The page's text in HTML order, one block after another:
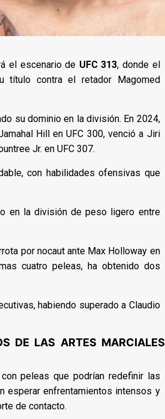
el escenario de UFC 313, donde el
título contra el retador Magomed
su dominio en la división. En 2024,
Hill en UFC 300, venció a Jiri
Jr. en UFC 307.
con habilidades ofensivas que
en la división de peso ligero entre
por nocaut ante Max Holloway en
cuatro peleas, ha obtenido dos
habiendo superado a Claudio
DE LAS ARTES MARCIALES
peleas que podrían redefinir las
esperar enfrentamientos intensos y
de contacto.